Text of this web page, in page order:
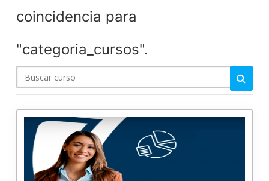
coincidencia para
"categoria_cursos".
Buscar
curso
Borrar todo